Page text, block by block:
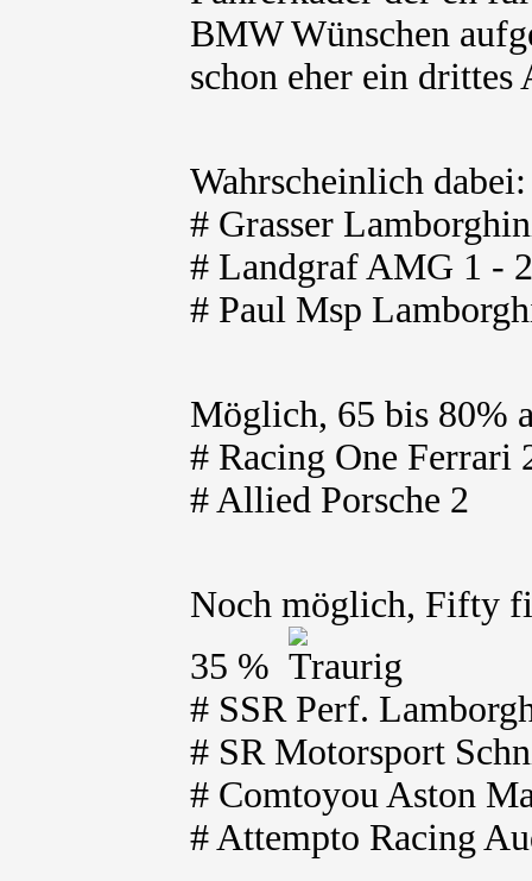
BMW Wünschen
schon eher ein
Wahrscheinlich
# Grasser
# Landgraf AMG 1 - 2
# Paul Msp
Möglich, 65 bis
# Racing One Ferrari
# Allied Porsche 2
Noch möglich,
35 %
# SSR Perf.
# SR Motorsport
# Comtoyou Aston
# Attempto Racing